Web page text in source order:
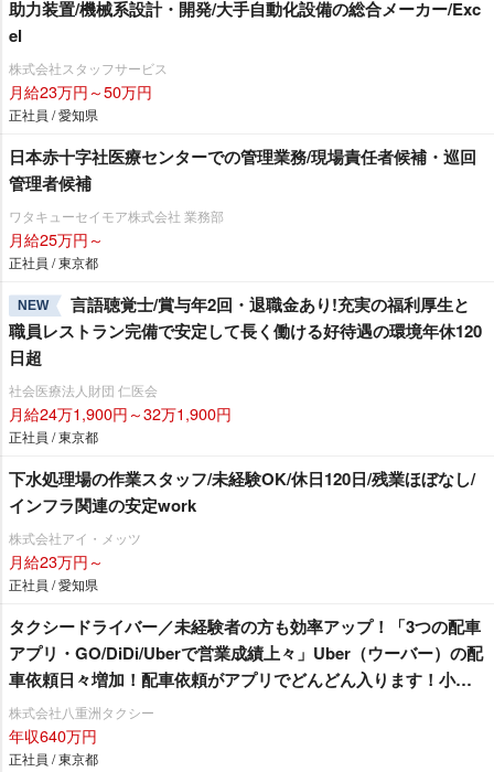
助力装置/機械系設計・開発/大手自動化設備の総合メーカー/Exc
el
株式会社スタッフサービス
月給23万円～50万円
正社員 / 愛知県
日本赤十字社医療センターでの管理業務/現場責任者候補・巡回
管理者候補
ワタキューセイモア株式会社 業務部
月給25万円～
正社員 / 東京都
NEW
言語聴覚士/賞与年2回・退職金あり!充実の福利厚生と
職員レストラン完備で安定して長く働ける好待遇の環境年休120
日超
社会医療法人財団 仁医会
月給24万1,900円～32万1,900円
正社員 / 東京都
下水処理場の作業スタッフ/未経験OK/休日120日/残業ほぼなし/
インフラ関連の安定work
株式会社アイ・メッツ
月給23万円～
正社員 / 愛知県
タクシードライバー／未経験者の方も効率アップ！「3つの配車
アプリ・GO/DiDi/Uberで営業成績上々」Uber（ウーバー）の配
車依頼日々増加！配車依頼がアプリでどんどん入ります！小田
急線・東急田園都市沿線にお住まいの方必見☆ 未経験者の方
も安心「3ヶ月30万円給料保証」乗務員さん最優先の職場環境！
嬉しい待遇も盛りだくさん♪「 経験者対象で入社20万円支
株式会社八重洲タクシー
年収640万円
正社員 / 東京都